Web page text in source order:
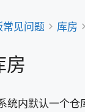
常见问题 库房
房
统内默认一个仓